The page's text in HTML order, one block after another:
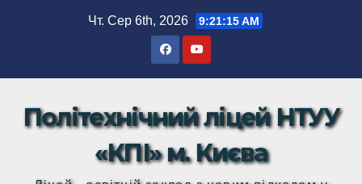
Чт. Сер 6th, 2026 9:21:15 AM
Політехнічний ліцей НТУУ
«КПІ» м. Києва